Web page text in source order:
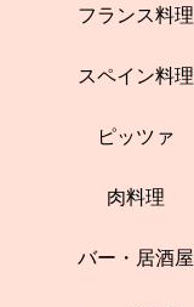
フランス料理
スペイン料理
ピッツァ
肉料理
バー・居酒屋